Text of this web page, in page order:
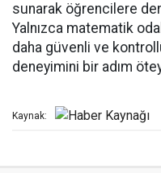
sunarak öğrencilere
Yalnızca matematik
daha güvenli ve
deneyimini bir adım
Kaynak: